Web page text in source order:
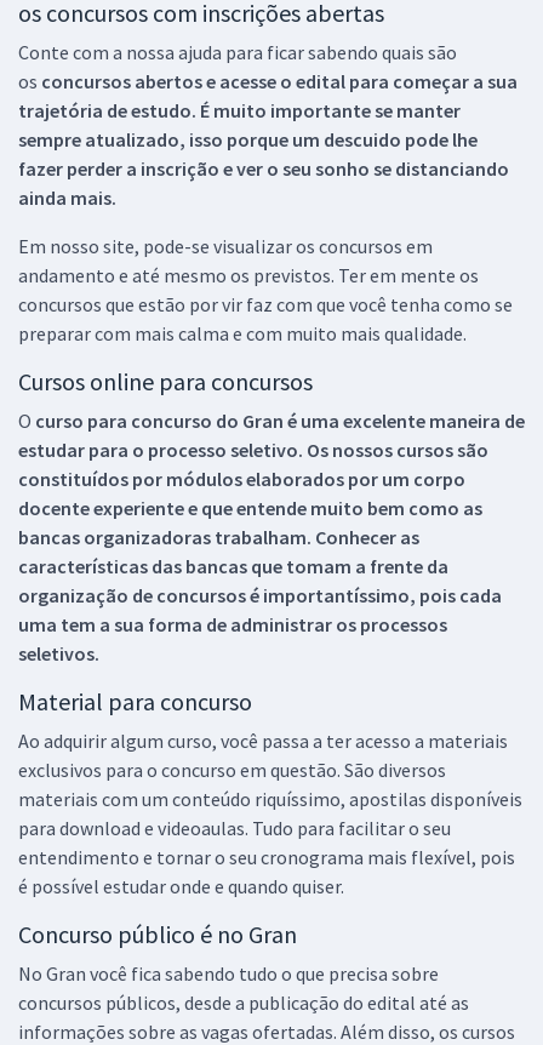
os concursos com inscrições abertas
Conte com a nossa ajuda para ficar sabendo quais são
os concursos abertos e acesse o edital para começar a sua
trajetória de estudo. É muito importante se manter
sempre atualizado, isso porque um descuido pode lhe
fazer perder a inscrição e ver o seu sonho se distanciando
ainda mais.
Em nosso site, pode-se visualizar os concursos em
andamento e até mesmo os previstos. Ter em mente os
concursos que estão por vir faz com que você tenha como se
preparar com mais calma e com muito mais qualidade.
Cursos online para concursos
O curso para concurso do Gran é uma excelente maneira de
estudar para o processo seletivo. Os nossos cursos são
constituídos por módulos elaborados por um corpo
docente experiente e que entende muito bem como as
bancas organizadoras trabalham. Conhecer as
características das bancas que tomam a frente da
organização de concursos é importantíssimo, pois cada
uma tem a sua forma de administrar os processos
seletivos.
Material para concurso
Ao adquirir algum curso, você passa a ter acesso a materiais
exclusivos para o concurso em questão. São diversos
materiais com um conteúdo riquíssimo, apostilas disponíveis
para download e videoaulas. Tudo para facilitar o seu
entendimento e tornar o seu cronograma mais flexível, pois
é possível estudar onde e quando quiser.
Concurso público é no Gran
No Gran você fica sabendo tudo o que precisa sobre
concursos públicos, desde a publicação do edital até as
informações sobre as vagas ofertadas. Além disso, os cursos